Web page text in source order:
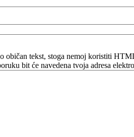
običan tekst, stoga nemoj koristiti
bit će navedena tvoja adresa